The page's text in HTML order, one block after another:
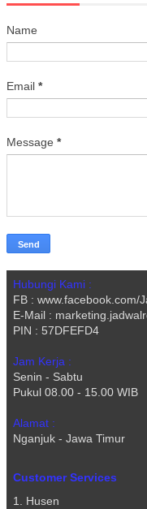
Name
Email *
Message *
Hubungi Kami :
FB : www.facebook.com/
E-Mail :
PIN : 57DFEFD4
Jam Kerja :
Senin - Sabtu
Pukul 08.00 - 15.00 WIB
Alamat :
Nganjuk - Jawa Timur
Customer Services
1. Husen